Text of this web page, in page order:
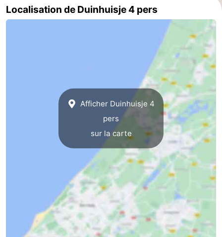
Localisation de Duinhuisje 4 pers
Afficher Duinhuisje 4
pers
sur la carte